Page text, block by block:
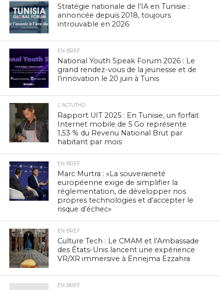
Stratégie nationale de l’IA en Tunisie :
annoncée depuis 2018, toujours
introuvable en 2026
EN BREF
National Youth Speak Forum 2026 : Le
grand rendez-vous de la jeunesse et de
l’innovation le 20 juin à Tunis
L'ACTUTHD
Rapport UIT 2025 : En Tunisie, un forfait
Internet mobile de 5 Go représente
1,53 % du Revenu National Brut par
habitant par mois
EN BREF
Marc Murtra : «La souveraineté
européenne exige de simplifier la
réglementation, de développer nos
propres technologies et d’accepter le
risque d’échec»
EN BREF
Culture Tech : Le CMAM et l’Ambassade
des États-Unis lancent une expérience
VR/XR immersive à Ennejma Ezzahra
EN BREF